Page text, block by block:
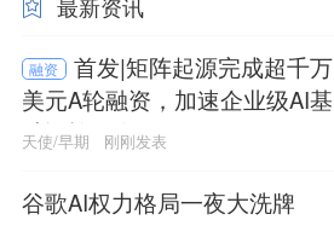
最新资讯
融资
首发|矩阵起源完成超千万
美元A轮融资，加速企业级AI基
础设施研发
天使/早期 刚刚发表
谷歌AI权力格局一夜大洗牌